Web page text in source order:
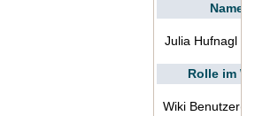
Name
Julia Hufnagl
Rolle im
Wiki